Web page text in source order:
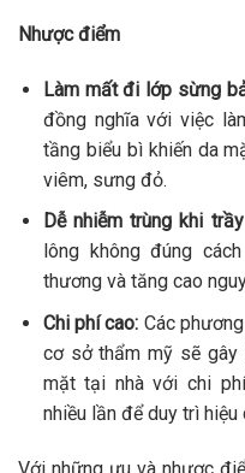
Nhược điểm
Làm mất đi lớp sừng
đồng nghĩa với việc
tầng biểu bì khiến da
viêm, sưng đỏ.
Dễ nhiễm trùng khi
lông không đúng
thương và tăng cao
Chi phí cao: Các
cơ sở thẩm mỹ sẽ
mặt tại nhà với chi
nhiều lần để duy trì hiệu
Với những ưu và nhược